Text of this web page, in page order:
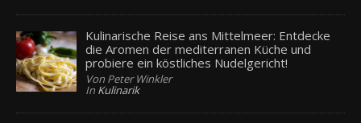
Kulinarische Reise ans Mittelmeer: Entdecke
die Aromen der mediterranen Küche und
probiere ein köstliches Nudelgericht!
Von Peter Winkler
In Kulinarik